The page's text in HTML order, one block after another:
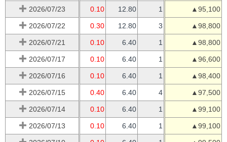
2026/07/23 0.10 12.80 1 ▲95,100
2026/07/22 0.30 12.80 3 ▲98,800
2026/07/21 0.10 6.40 1 ▲98,800
2026/07/17 0.10 6.40 1 ▲96,600
2026/07/16 0.10 6.40 1 ▲98,400
2026/07/15 0.40 6.40 4 ▲97,500
2026/07/14 0.10 6.40 1 ▲99,100
2026/07/13 0.10 6.40 1 ▲99,100